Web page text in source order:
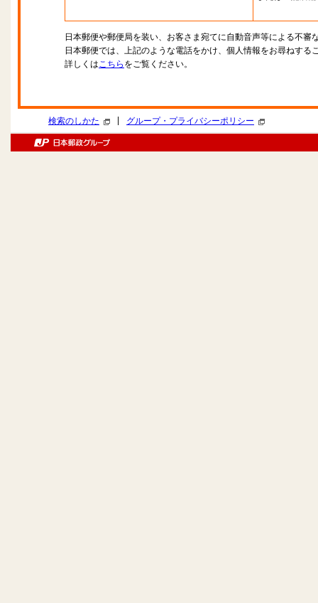
日本郵便や郵便局を装い、お客さま宛てに自動音声等による不審
日本郵便では、上記のような電話をかけ、個人情報をお尋ねする
詳しくはこちら をご覧ください。
検索のしかた グループ・プライバシーポリシー